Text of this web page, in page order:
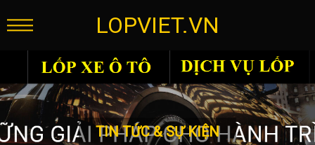
LOPVIET.VN
TIN TỨC & SỰ KIỆN